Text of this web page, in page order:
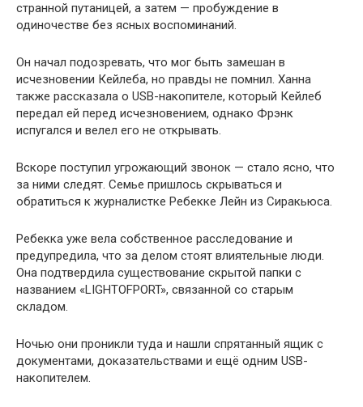
странной путаницей, а затем — пробуждение в
одиночестве без ясных воспоминаний.
Он начал подозревать, что мог быть замешан в
исчезновении Кейлеба, но правды не помнил. Ханна
также рассказала о USB-накопителе, который Кейлеб
передал ей перед исчезновением, однако Фрэнк
испугался и велел его не открывать.
Вскоре поступил угрожающий звонок — стало ясно, что
за ними следят. Семье пришлось скрываться и
обратиться к журналистке Ребекке Лейн из Сиракьюса.
Ребекка уже вела собственное расследование и
предупредила, что за делом стоят влиятельные люди.
Она подтвердила существование скрытой папки с
названием «LIGHTOFPORT», связанной со старым
складом.
Ночью они проникли туда и нашли спрятанный ящик с
документами, доказательствами и ещё одним USB-
накопителем.